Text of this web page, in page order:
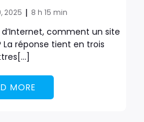
2025 | 8 h 15 min
d’Internet, comment un site
réponse tient en trois
MORE